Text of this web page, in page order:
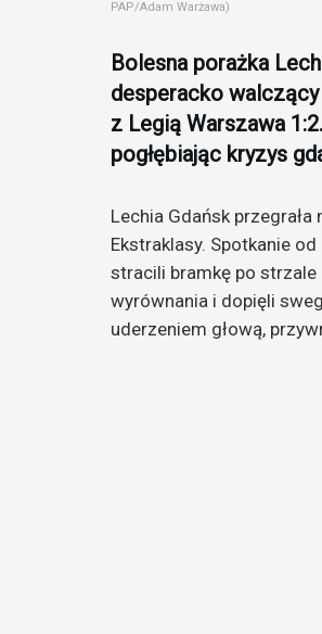
PAP/Adam Warżawa)
Bolesna porażka
desperacko
z Legią Warszawa
pogłębiając kryzys
Lechia Gdańsk
Ekstraklasy. Spotkanie
stracili bramkę po strzale
wyrównania i dopięli
uderzeniem głową,